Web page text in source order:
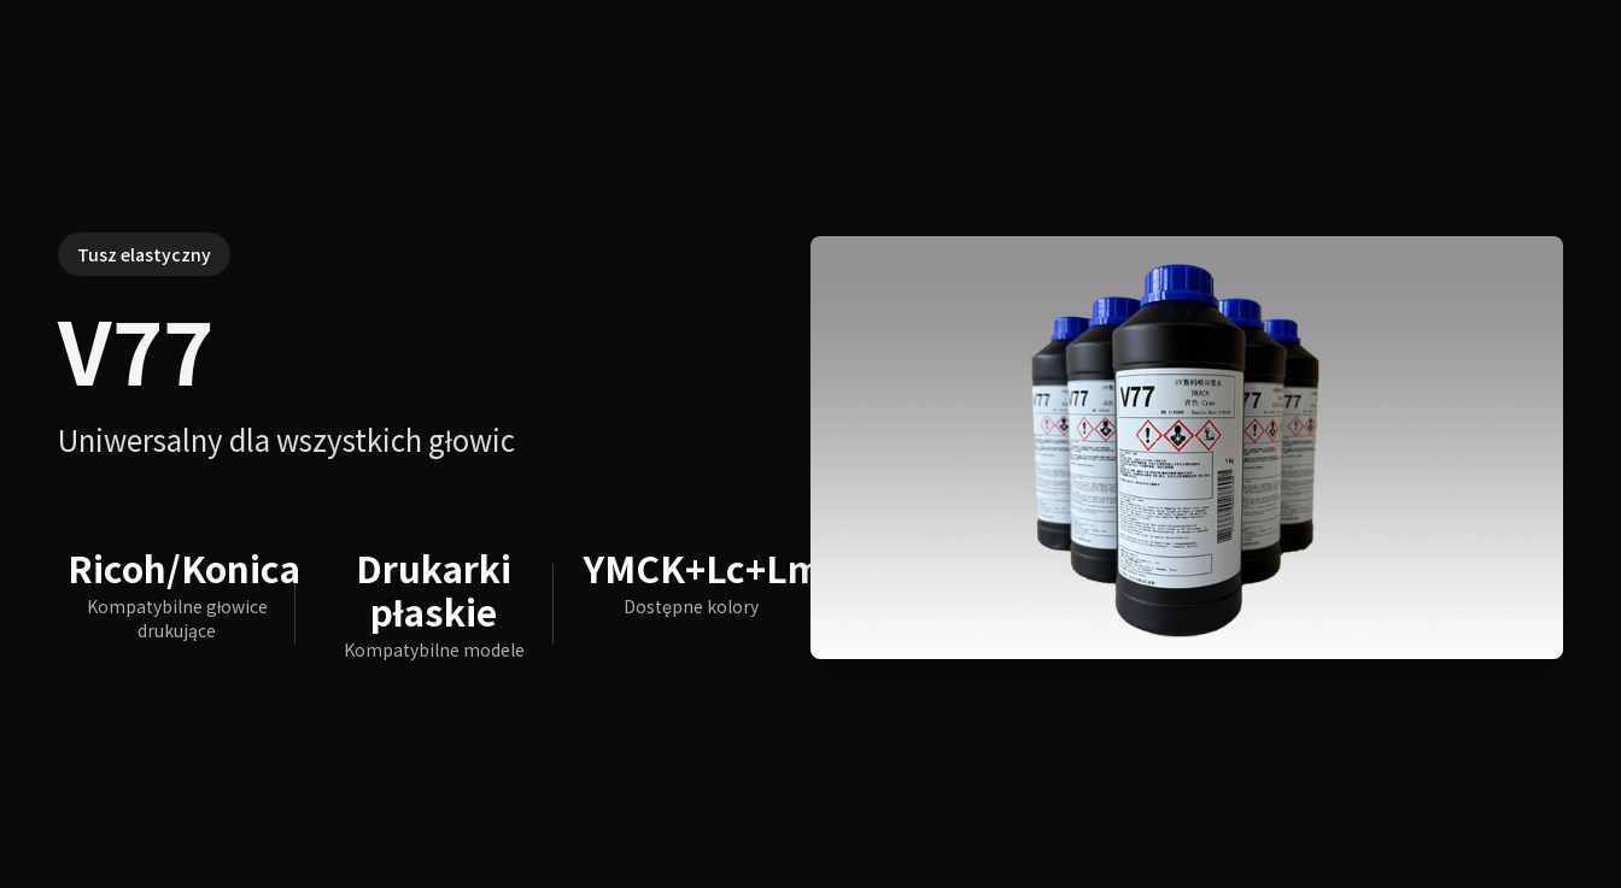
Tusz elastyczny
V77
Uniwersalny dla wszystkich głowic
Ricoh/Konica
Kompatybilne głowice
drukujące
Drukarki
płaskie
Kompatybilne modele
YMCK+Lc+Lm
Dostępne kolory